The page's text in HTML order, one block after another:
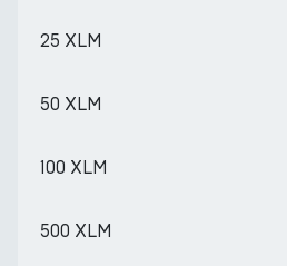
25 XLM
50 XLM
100 XLM
500 XLM